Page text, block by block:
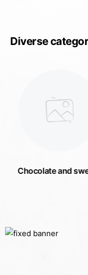
Diverse
Chocolate and